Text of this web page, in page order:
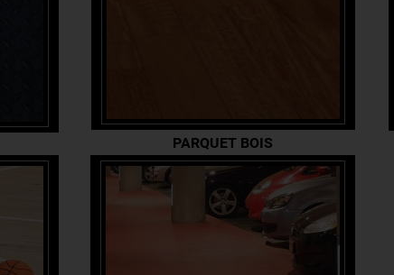
PARQUET BOIS